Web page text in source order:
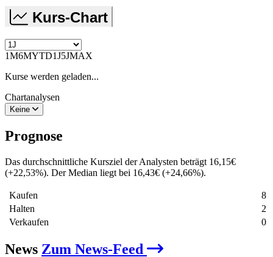
Kurs-Chart
1M6MYTD1J5JMAX
Kurse werden geladen...
Chartanalysen
Keine
Prognose
Das durchschnittliche Kursziel der Analysten beträgt 16,15€
(+22,53%). Der Median liegt bei 16,43€ (+24,66%).
Kaufen
8
Halten
2
Verkaufen
0
News Zum News-Feed